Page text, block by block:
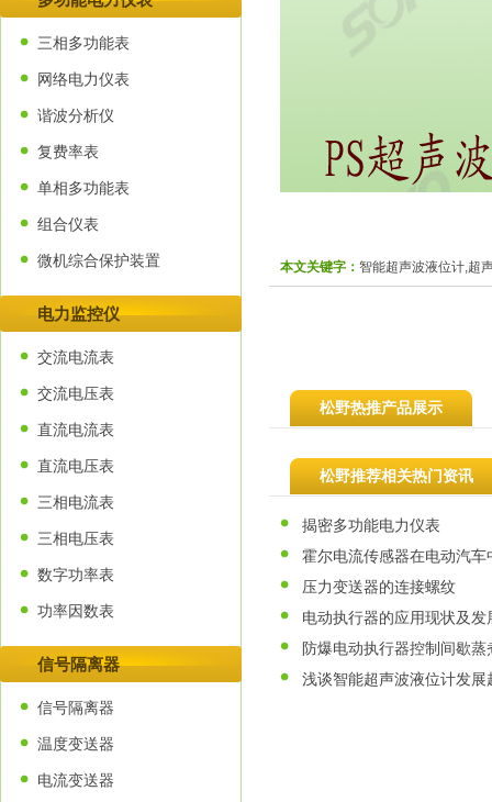
三相多功能表
网络电力仪表
谐波分析仪
复费率表
单相多功能表
组合仪表
微机综合保护装置
电力监控仪
交流电流表
交流电压表
直流电流表
直流电压表
三相电流表
三相电压表
数字功率表
功率因数表
信号隔离器
信号隔离器
温度变送器
电流变送器
本文关键字： 智能超声波液位计,超
松野热推产品展示
松野推荐相关热门资讯
揭密多功能电力仪表
霍尔电流传感器在电动汽车
压力变送器的连接螺纹
电动执行器的应用现状及发
防爆电动执行器控制间歇蒸
浅谈智能超声波液位计发展